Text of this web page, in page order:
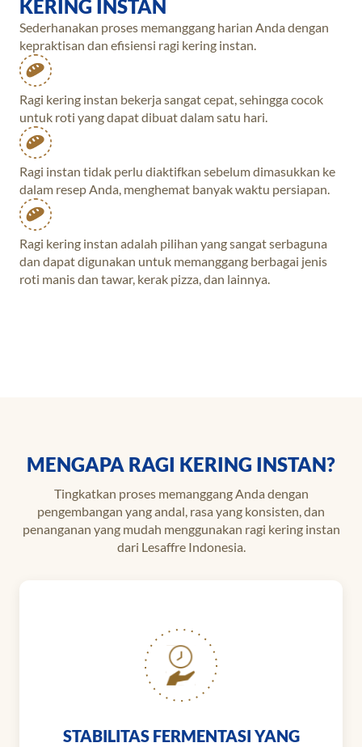
KERING INSTAN
Sederhanakan proses memanggang harian Anda dengan
kepraktisan dan efisiensi ragi kering instan.
Ragi kering instan bekerja sangat cepat, sehingga cocok
untuk roti yang dapat dibuat dalam satu hari.
Ragi instan tidak perlu diaktifkan sebelum dimasukkan ke
dalam resep Anda, menghemat banyak waktu persiapan.
Ragi kering instan adalah pilihan yang sangat serbaguna
dan dapat digunakan untuk memanggang berbagai jenis
roti manis dan tawar, kerak pizza, dan lainnya.
MENGAPA RAGI KERING INSTAN?
Tingkatkan proses memanggang Anda dengan
pengembangan yang andal, rasa yang konsisten, dan
penanganan yang mudah menggunakan ragi kering instan
dari Lesaffre Indonesia.
STABILITAS FERMENTASI YANG